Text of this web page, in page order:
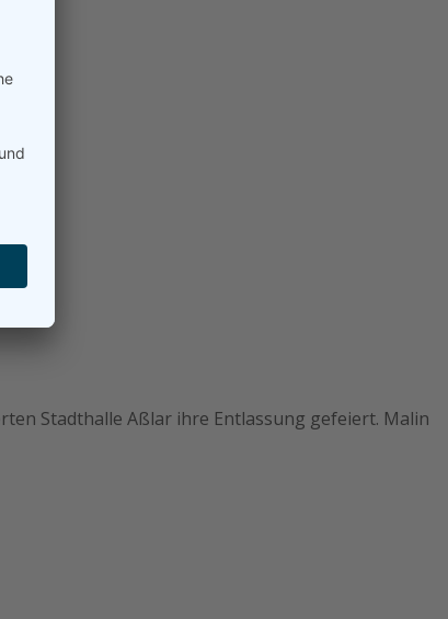
Stadthalle Aßlar ihre Entlassung gefeiert. Malin